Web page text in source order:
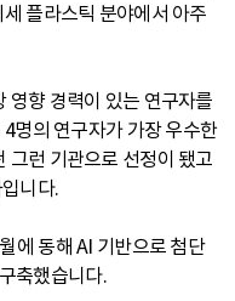
플라스틱 분야에서 아주
영향 경력이 있는 연구자를
명의 연구자가 가장 우수한
그런 기관으로 선정이 됐고
니다.
에 동해 AI 기반으로 첨단
축했습니다.